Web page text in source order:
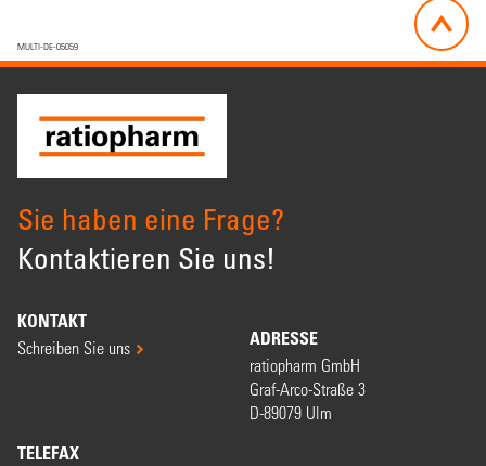
MULTI-DE-05059
Sie haben eine Frage?
Kontaktieren Sie uns!
KONTAKT
Schreiben Sie uns ADRESSE
ratiopharm GmbH
Graf-Arco-Straße 3
D-89079 Ulm
TELEFAX